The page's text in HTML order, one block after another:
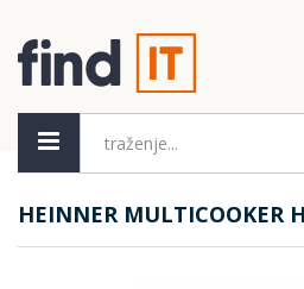
HEINNER MULTICOOKER